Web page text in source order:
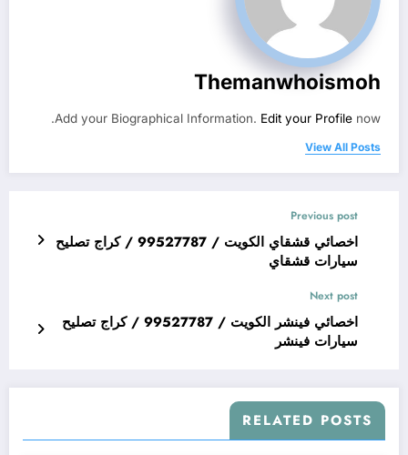
Themanwhoismoh
Add your Biographical Information. Edit your Profile now.
View All Posts
Previous post
اخصائي قشقاي الكويت / 99527787 / كراج تصليح
سيارات قشقاي
Next post
اخصائي فينشر الكويت / 99527787 / كراج تصليح
سيارات فينشر
RELATED POSTS